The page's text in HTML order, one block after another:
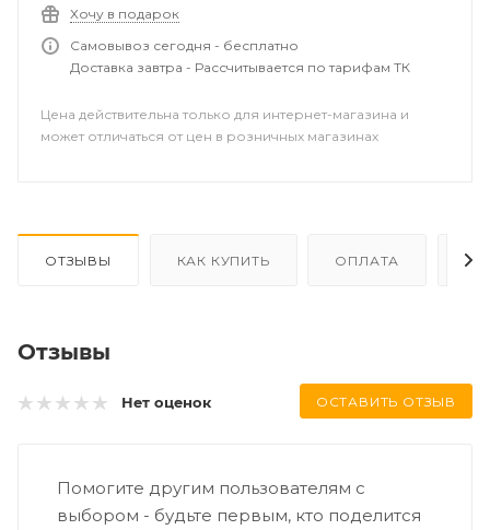
Хочу в подарок
Самовывоз сегодня - бесплатно
Доставка завтра - Рассчитывается по тарифам ТК
Цена действительна только для интернет-магазина и
может отличаться от цен в розничных магазинах
ОТЗЫВЫ КАК КУПИТЬ ОПЛАТА
Отзывы
Нет оценок ОСТАВИТЬ ОТЗЫВ
Помогите другим пользователям с
выбором - будьте первым, кто поделится